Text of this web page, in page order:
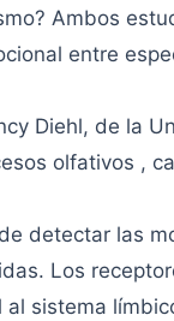
Ambos
entre
Diehl, de la
olfativos ,
detectar las
Los
sistema